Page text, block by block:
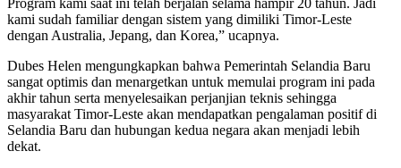
Program kami saat ini telah berjalan selama hampir 20 tahun. Jadi
kami sudah familiar dengan sistem yang dimiliki Timor-Leste
dengan Australia, Jepang, dan Korea,” ucapnya.
Dubes Helen mengungkapkan bahwa Pemerintah Selandia Baru
sangat optimis dan menargetkan untuk memulai program ini pada
akhir tahun serta menyelesaikan perjanjian teknis sehingga
masyarakat Timor-Leste akan mendapatkan pengalaman positif di
Selandia Baru dan hubungan kedua negara akan menjadi lebih
dekat.